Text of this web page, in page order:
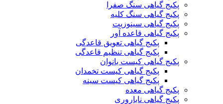
پکیج گیاهی سنگ صفرا
پکیج گیاهی سنگ کلیه
پکیج گیاهی سینوزیت
پکیج گیاهی قاعده آور
پکیج گیاهی تعویق قاعدگی
پکیج گیاهی تنظیم قاعدگی
پکیج گیاهی کیست بانوان
پکیج گیاهی کیست تخمدان
پکیج گیاهی کیست سینه
پکیج گیاهی معده
پکیج گیاهی ناباروری